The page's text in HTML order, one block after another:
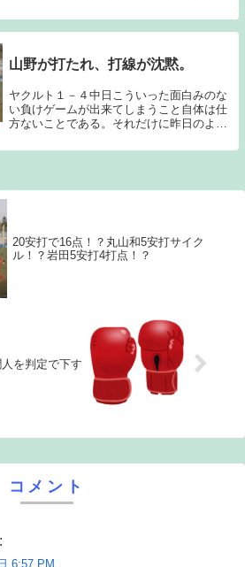
った。対する広島はルーキーの赤木が先発
ということで両チームとも早めの継投を念
山野が打たれ、打線が沈黙。
ヤクルト１－４中日こういった面白みのな
い負けゲームが出来てしまうこと自体は仕
方ないことである。それだけに昨日のよう
繋げたいようなスコアのゲームをことごと
20安打で16点！？丸山和5安打サイク
ル！？岩田5安打4打点！？
を判定で下す
コメント
6:57 PM